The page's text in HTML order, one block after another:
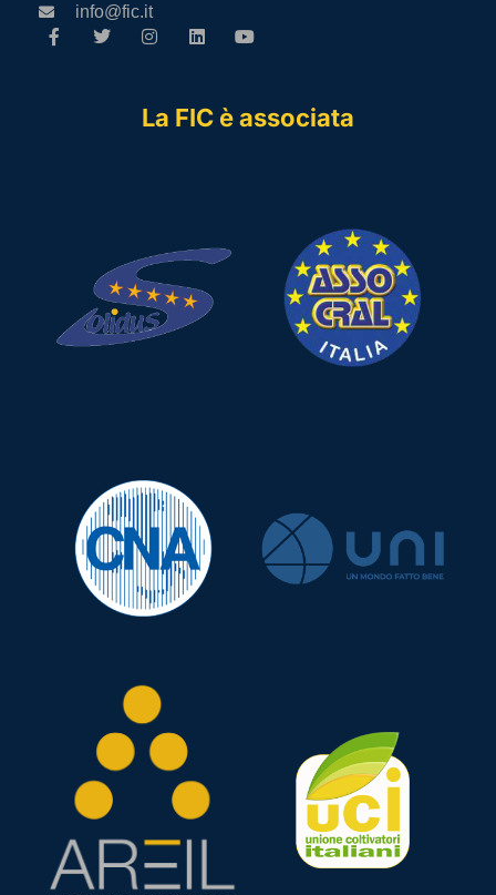
info@fic.it
La FIC è associata